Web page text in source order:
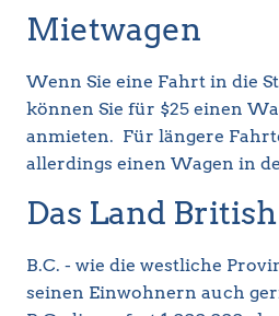
Mietwagen
Wenn Sie eine Fahrt in die
können Sie für $25 einen
anmieten. Für längere
allerdings einen Wagen in
Das Land
B.C. - wie die westliche
seinen Einwohnern auch